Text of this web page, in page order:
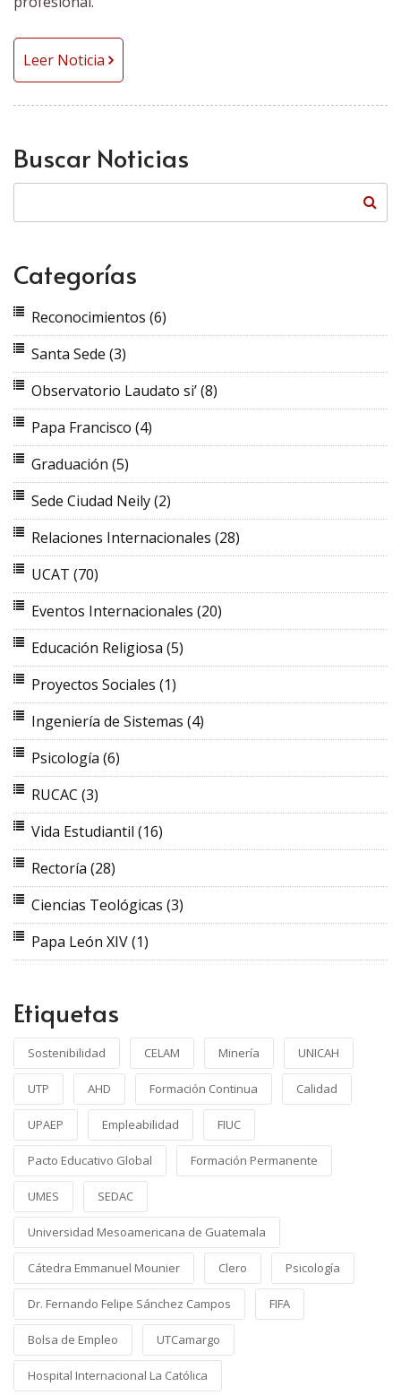
Leer Noticia
Buscar Noticias
Categorías
Reconocimientos (6)
Santa Sede (3)
Observatorio Laudato si’(8)
Papa Francisco (4)
Graduación (5)
Sede Ciudad Neily(2)
Relaciones Internacionales (28)
UCAT (70)
Eventos Internacionales (20)
Educación Religiosa (5)
Proyectos Sociales (1)
Ingeniería de Sistemas (4)
Psicología (6)
RUCAC (3)
Vida Estudiantil (16)
Rectoría (28)
Ciencias Teológicas (3)
Papa León XIV(1)
Etiquetas
Sostenibilidad CELAM Minería UNICAH
UTP AHD Formación Continua Calidad
UPAEP Empleabilidad FIUC
Pacto Educativo Global Formación Permanente
UMES SEDAC
Universidad Mesoamericana de Guatemala
Cátedra Emmanuel Mounier Clero Psicología
Dr. Fernando Felipe Sánchez Campos FIFA
Bolsa de Empleo UTCamargo
Hospital Internacional La Católica